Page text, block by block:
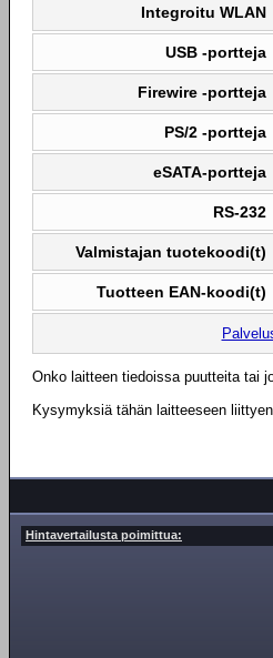
Integroitu WLAN
USB -portteja
Firewire -portteja
PS/2 -portteja
eSATA-portteja
RS-232
Valmistajan tuotekoodi(t)
Tuotteen EAN-koodi(t)
Onko laitteen tiedoissa puutteita tai
Kysymyksiä tähän laitteeseen
Hintavertailusta poimittua: